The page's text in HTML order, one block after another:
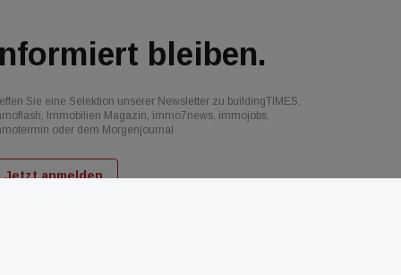
bleiben.
Sie eine Selektion unserer Newsletter zu buildingTIMES,
Immobilien Magazin, immo7news, immojobs,
oder dem Morgenjournal
Jetzt anmelden